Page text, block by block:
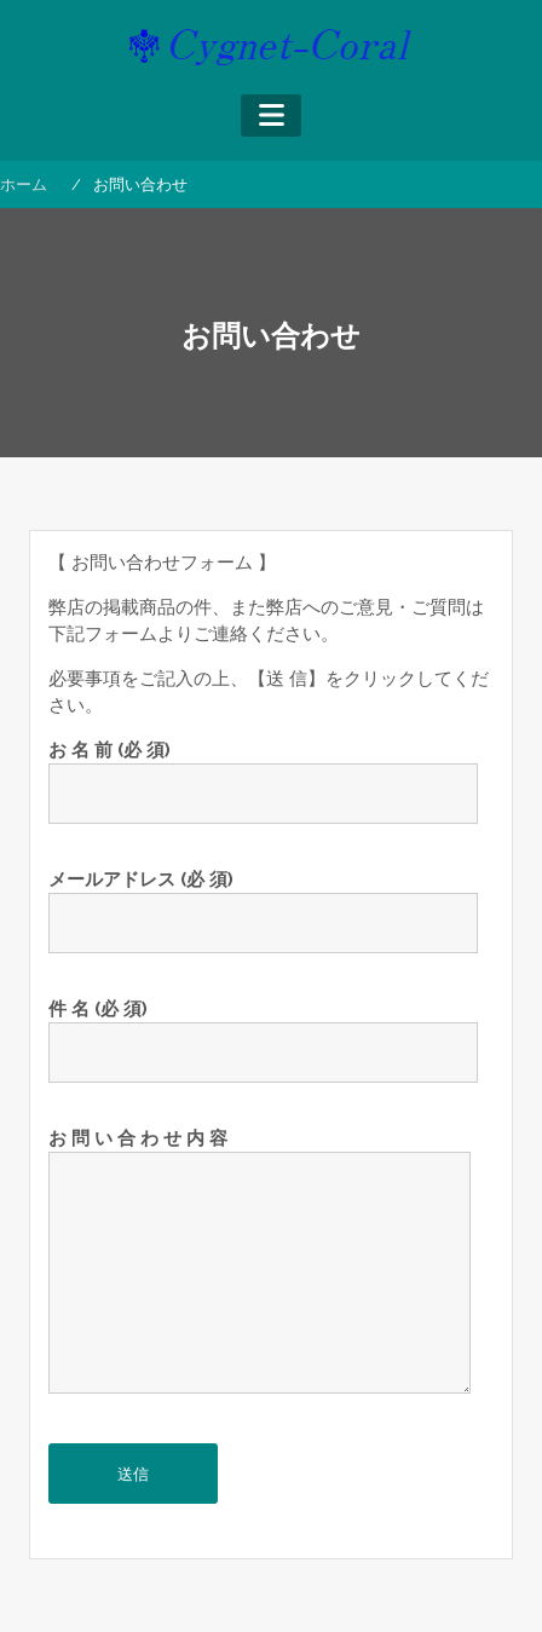
キ
ホーム お問い合わせ
お問い合わせ
【 お問い合わせフォーム 】
弊店の掲載商品の件、また弊店へのご意見・ご質問は
下記フォームよりご連絡ください。
必要事項をご記入の上、【送 信】をクリックしてくだ
さい。
お 名 前 (必 須)
メールアドレス (必 須)
件 名 (必 須)
お 問 い 合 わ せ 内 容